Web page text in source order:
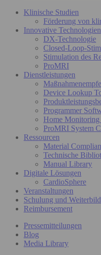
Klinische Studien
Förderung von
Innovative Technologien
DX-Technologie
Closed-Loop-
Stimulation des
ProMRI
Dienstleistungen
Device Lookup
Programmer
Home Monitoring
ProMRI System
Ressourcen
Material
Technische
Manual Library
Digitale Lösungen
CardioSphere
Veranstaltungen
Schulung und
Reimbursement
Pressemitteilungen
Blog
Media Library